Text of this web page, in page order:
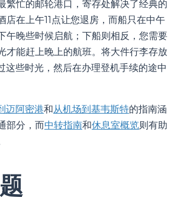
繁忙的邮轮港口，寄存处解决了经典的
店在上午11点让您退房，而船只在中午
午晚些时候启航；下船则相反，您需要
才能赶上晚上的航班。将大件行李存放
这些时光，然后在办理登机手续的途中
迈阿密港和从机场到基韦斯特的指南涵
部分，而中转指南和休息室概览则有助